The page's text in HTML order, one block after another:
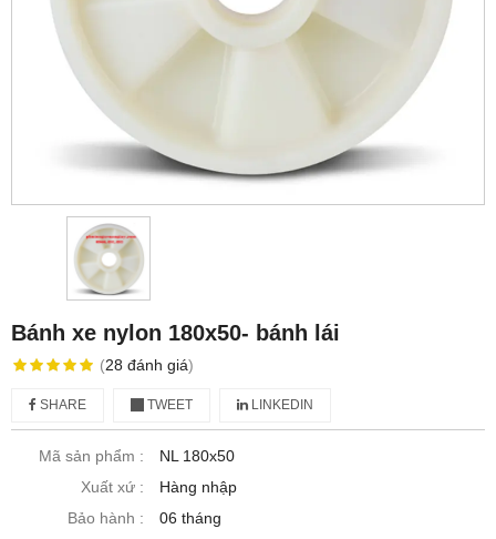
Bánh xe nylon 180x50- bánh lái
(28 đánh giá)
SHARE TWEET LINKEDIN
Mã sản phẩm :
NL 180x50
Xuất xứ :
Hàng nhập
Bảo hành :
06 tháng